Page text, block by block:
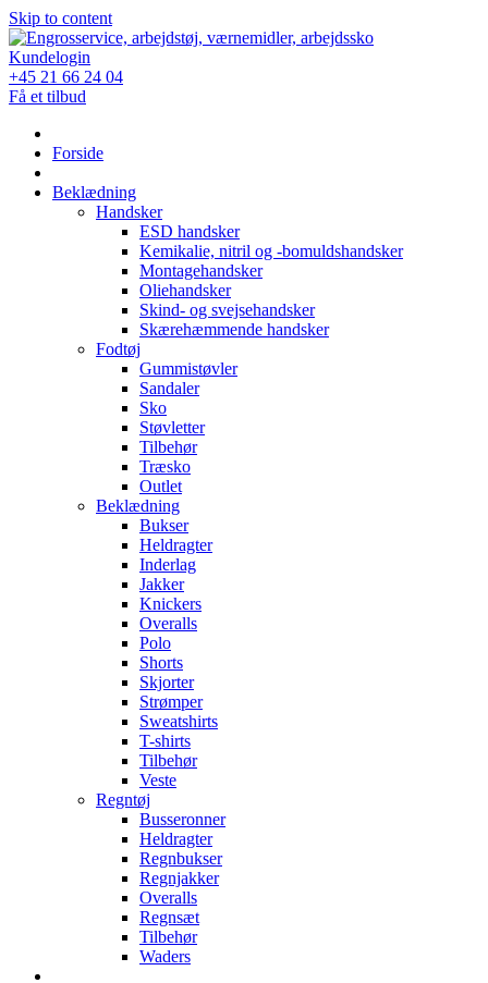
Skip to content
Kundelogin
+45 21 66 24 04
Få et tilbud
Forside
Beklædning
Handsker
ESD handsker
Kemikalie, nitril og -bomuldshandsker
Montagehandsker
Oliehandsker
Skind- og svejsehandsker
Skærehæmmende handsker
Fodtøj
Gummistøvler
Sandaler
Sko
Støvletter
Tilbehør
Træsko
Outlet
Beklædning
Bukser
Heldragter
Inderlag
Jakker
Knickers
Overalls
Polo
Shorts
Skjorter
Strømper
Sweatshirts
T-shirts
Tilbehør
Veste
Regntøj
Busseronner
Heldragter
Regnbukser
Regnjakker
Overalls
Regnsæt
Tilbehør
Waders